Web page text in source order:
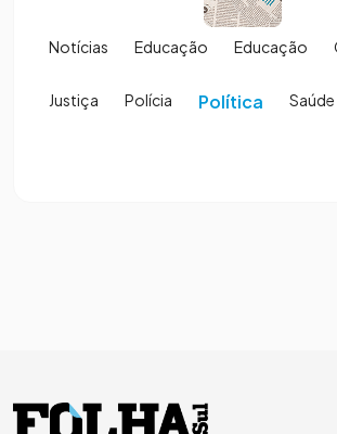
Notícias Educação Educação
Justiça Polícia Política Saúde